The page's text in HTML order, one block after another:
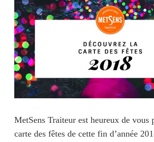
MetSens Traiteur est heureux de vous
carte des fêtes de cette fin d’année